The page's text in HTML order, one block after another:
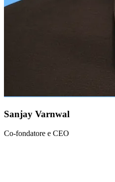
Sanjay Varnwal
Co-fondatore e CEO